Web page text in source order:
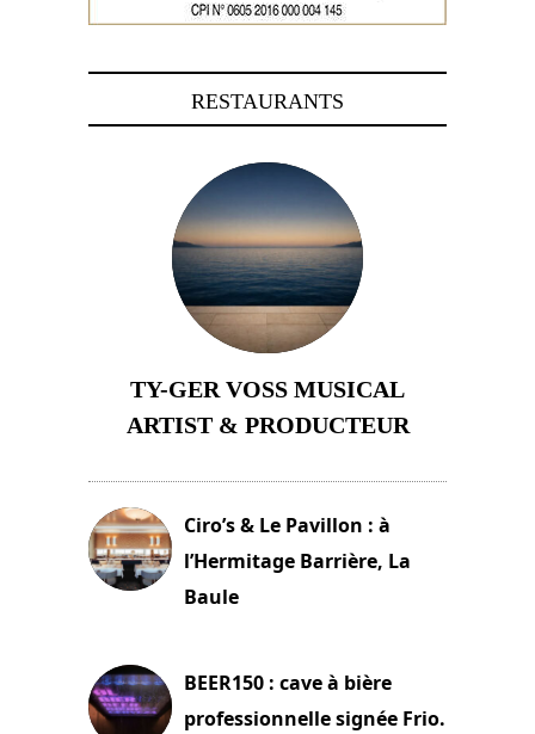
RESTAURANTS
TY-GER VOSS MUSICAL
ARTIST & PRODUCTEUR
Ciro’s & Le Pavillon : à
l’Hermitage Barrière, La
Baule
BEER150 : cave à bière
professionnelle signée Frio.